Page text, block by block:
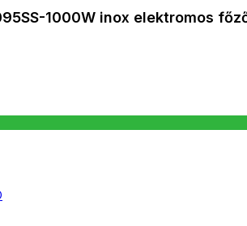
1000W inox elektromos